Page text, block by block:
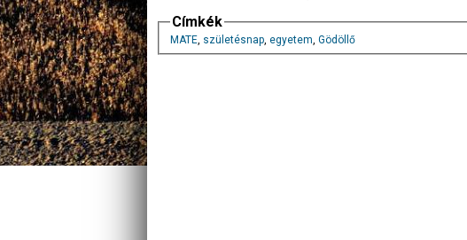
Címkék
MATE, születésnap, egyetem, Gödöllő